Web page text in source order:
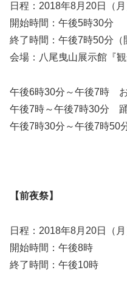
日程：2018年8月20日（月
開始時間：午後5時30分
終了時間：午後7時50分（
会場：八尾曳山展示館『
午後6時30分～午後7時
午後7時～午後7時30分
午後7時30分～午後7時
【前夜祭】
日程：2018年8月20日（月
開始時間：午後8時
終了時間：午後10時